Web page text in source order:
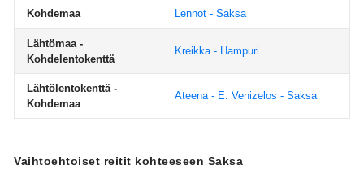
Kohdemaa Lennot - Saksa
Lähtömaa -
Kohdelentokenttä
Kreikka - Hampuri
Lähtölentokenttä -
Kohdemaa
Ateena - E. Venizelos - Saksa
Vaihtoehtoiset reitit kohteeseen Saksa